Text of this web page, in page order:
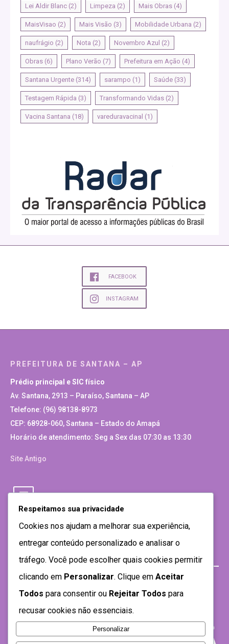
Lei Aldir Blanc (2) Limpeza (2) Mais Obras (4)
MaisVisao (2) Mais Visão (3) Mobilidade Urbana (2)
naufrágio (2) Nota (2) Novembro Azul (2)
Obras (6) Plano Verão (7) Prefeitura em Ação (4)
Santana Urgente (314) sarampo (1) Saúde (33)
Testagem Rápida (3) Transformando Vidas (2)
Vacina Santana (18) vareduravacinal (1)
FACEBOOK
INSTAGRAM
PREFEITURA DE SANTANA – AP
Prédio principal e SIC físico
Av. Santana, 2913 – Paraíso, Santana – AP
Telefone: (96) 98138-8973
CEP: 68928-060, Santana – Estado do Amapá
Horário de atendimento: Seg a Sex das 07:30 as 13:30
Site Antigo
Respeitamos sua privacidade
Cookies nos ajudam a melhorar sua experiência,
entregar conteúdo personalizado e analisar o
tráfego. Você pode escolher quais cookies permitir
clicando em Personalizar. Clique em Aceitar
Todos para consentir ou Rejeitar Todos para
recusar cookies não essenciais.
Personalizar